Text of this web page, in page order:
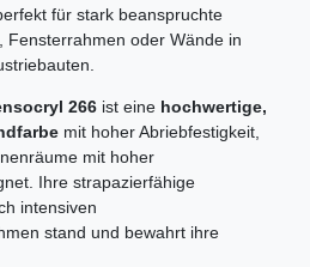
für stark beanspruchte
Fensterrahmen oder Wände in
266 ist eine hochwertige,
mit hoher Abriebfestigkeit,
mit hoher
Ihre strapazierfähige
intensiven
stand und bewahrt ihre